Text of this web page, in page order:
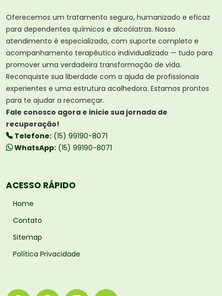
Oferecemos um tratamento seguro, humanizado e eficaz
para dependentes químicos e alcoólatras. Nosso
atendimento é especializado, com suporte completo e
acompanhamento terapêutico individualizado — tudo para
promover uma verdadeira transformação de vida.
Reconquiste sua liberdade com a ajuda de profissionais
experientes e uma estrutura acolhedora. Estamos prontos
para te ajudar a recomeçar.
Fale conosco agora e inicie sua jornada de
recuperação!
Telefone: (15) 99190-8071
WhatsApp: (15) 99190-8071
ACESSO RÁPIDO
Home
Contato
Sitemap
Política Privacidade